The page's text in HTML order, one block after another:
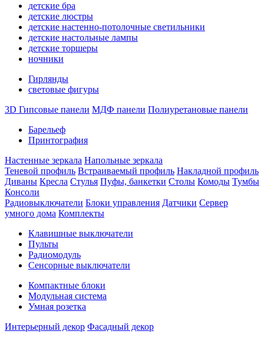
детские бра
детские люстры
детские настенно-потолочные светильники
детские настольные лампы
детские торшеры
ночники
Гирлянды
световые фигуры
3D Гипсовые панели МДФ панели Полиуретановые панели
Барельеф
Принтография
Настенные зеркала Напольные зеркала
Теневой профиль Встраиваемый профиль Накладной профиль
Диваны Кресла Стулья Пуфы, банкетки Столы Комоды Тумбы
Консоли
Радиовыключатели Блоки управления Датчики Сервер
умного дома Комплекты
Клавишные выключатели
Пульты
Радиомодуль
Сенсорные выключатели
Компактные блоки
Модульная система
Умная розетка
Интерьерный декор Фасадный декор